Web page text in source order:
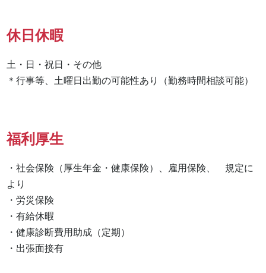
休日休暇
土・日・祝日・その他
＊行事等、土曜日出勤の可能性あり（勤務時間相談可能）
福利厚生
・社会保険（厚生年金・健康保険）、雇用保険、　規定に
より
・労災保険
・有給休暇
・健康診断費用助成（定期）
・出張面接有